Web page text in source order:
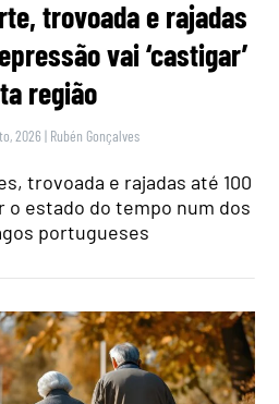
trovoada e rajadas
vai ‘castigar’
região
2026 | Rubén Gonçalves
trovoada e rajadas até 100
o estado do tempo num dos
portugueses